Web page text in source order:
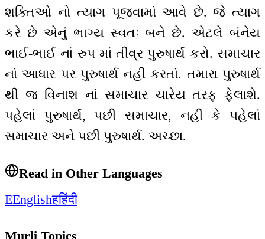
શક્તિઓ નો ત્યાગ પૂજવામાં આવે છે. જે ત્યાગ
કરે છે એનું ભાગ્ય સ્વતઃ બને છે. એટલે બંનેય
ભાઈ-ભાઈ નાં રુપ માં તીવ્ર પુરુષાર્થ કરો. સમાચાર
નાં આધાર પર પુરુષાર્થ નહીં કરતાં. તમારા પુરુષાર્થ
થી જ વિનાશ નાં સમાચાર ચારેય તરફ ફેલાશે.
પહેલાં પુરુષાર્થ, પછી સમાચાર, નહીં કે પહેલાં
સમાચાર અને પછી પુરુષાર્થ. અચ્છા.
Read in Other Languages
EEnglishहहिंदी
Murli Topics